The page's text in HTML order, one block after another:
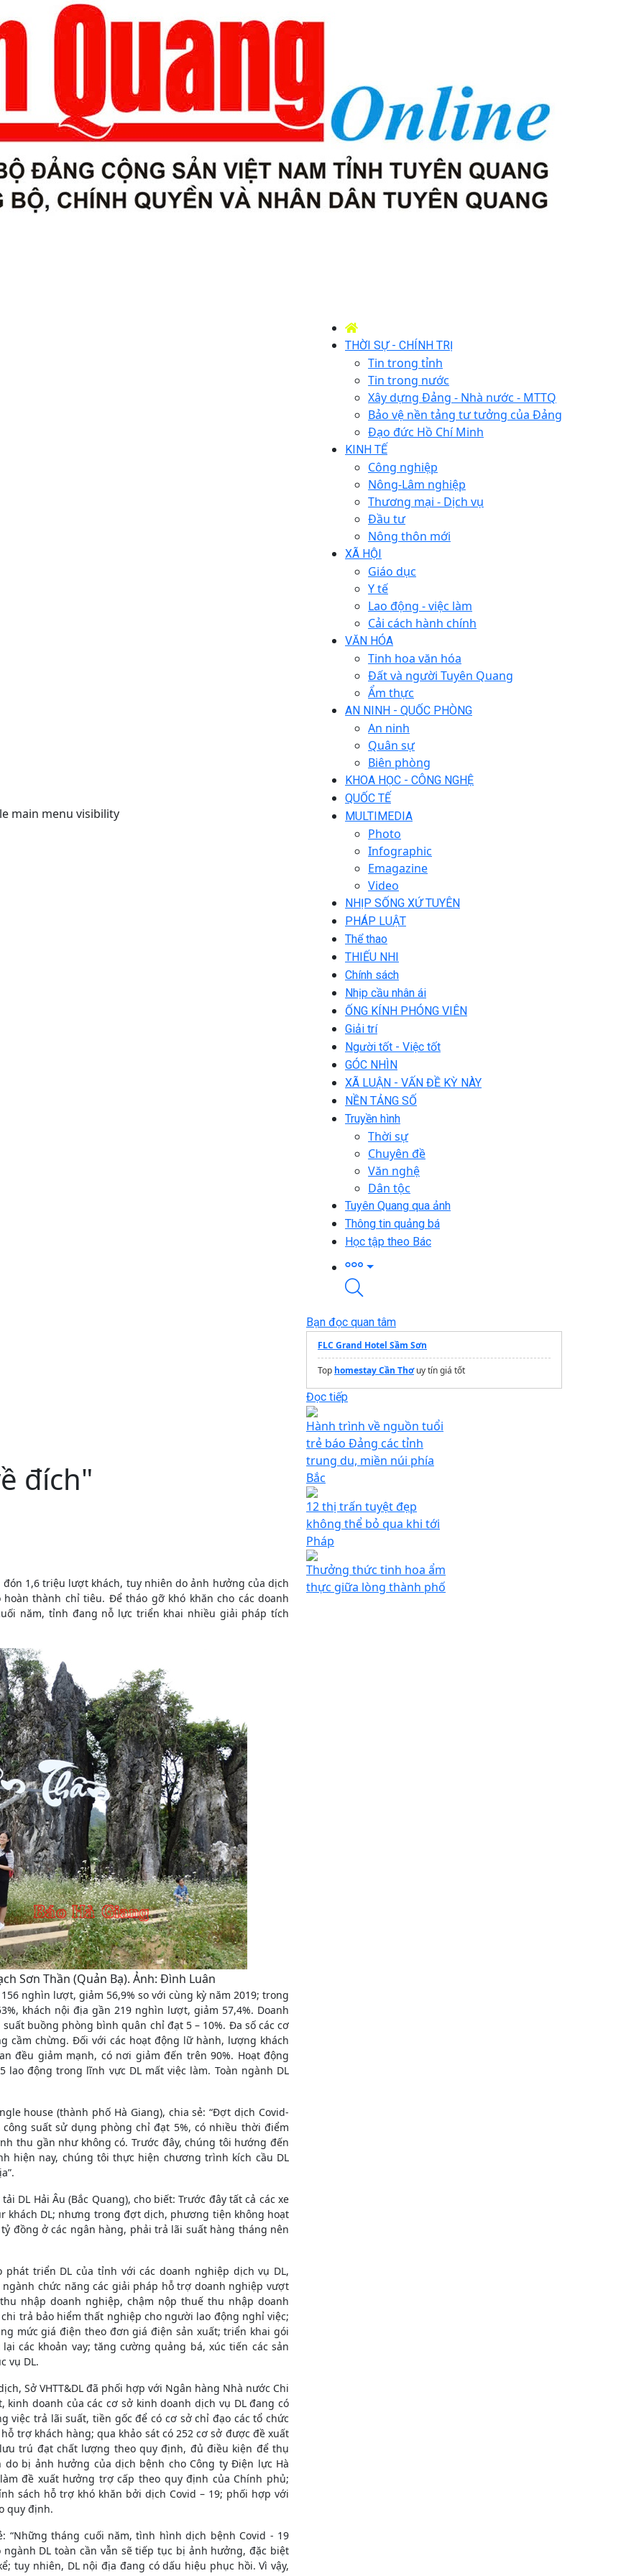
main menu visibility
THỜI SỰ - CHÍNH TRỊ
Tin trong tỉnh
Tin trong nước
Xây dựng Đảng - Nhà nước - MTTQ
Bảo vệ nền tảng tư tưởng của Đảng
Đạo đức Hồ Chí Minh
KINH TẾ
Công nghiệp
Nông-Lâm nghiệp
Thương mại - Dịch vụ
Đầu tư
Nông thôn mới
XÃ HỘI
Giáo dục
Y tế
Lao động - việc làm
Cải cách hành chính
VĂN HÓA
Tinh hoa văn hóa
Đất và người Tuyên Quang
Ẩm thực
AN NINH - QUỐC PHÒNG
An ninh
Quân sự
Biên phòng
KHOA HỌC - CÔNG NGHỆ
QUỐC TẾ
MULTIMEDIA
Photo
Infographic
Emagazine
Video
NHỊP SỐNG XỨ TUYÊN
PHÁP LUẬT
Thể thao
THIẾU NHI
Chính sách
Nhịp cầu nhân ái
ỐNG KÍNH PHÓNG VIÊN
Giải trí
Người tốt - Việc tốt
GÓC NHÌN
XÃ LUẬN - VẤN ĐỀ KỲ NÀY
NỀN TẢNG SỐ
Truyền hình
Thời sự
Chuyên đề
Văn nghệ
Dân tộc
Tuyên Quang qua ảnh
Thông tin quảng bá
Học tập theo Bác
đích"
1,6 triệu lượt khách, tuy nhiên do ảnh hưởng của dịch
thành chỉ tiêu. Để tháo gỡ khó khăn cho các doanh
năm, tỉnh đang nỗ lực triển khai nhiều giải pháp tích
Sơn Thần (Quản Bạ). Ảnh: Đình Luân
nghìn lượt, giảm 56,9% so với cùng kỳ năm 2019; trong
khách nội địa gần 219 nghìn lượt, giảm 57,4%. Doanh
buồng phòng bình quân chỉ đạt 5 – 10%. Đa số các cơ
cầm chừng. Đối với các hoạt động lữ hành, lượng khách
đều giảm mạnh, có nơi giảm đến trên 90%. Hoạt động
lao động trong lĩnh vực DL mất việc làm. Toàn ngành DL
house (thành phố Hà Giang), chia sẻ: “Đợt dịch Covid-
suất sử dụng phòng chỉ đạt 5%, có nhiều thời điểm
thu gần như không có. Trước đây, chúng tôi hướng đến
hiện nay, chúng tôi thực hiện chương trình kích cầu DL
DL Hải Âu (Bắc Quang), cho biết: Trước đây tất cả các xe
khách DL; nhưng trong đợt dịch, phương tiện không hoạt
đồng ở các ngân hàng, phải trả lãi suất hàng tháng nên
triển DL của tỉnh với các doanh nghiệp dịch vụ DL,
chức năng các giải pháp hỗ trợ doanh nghiệp vượt
nhập doanh nghiệp, chậm nộp thuế thu nhập doanh
trả bảo hiểm thất nghiệp cho người lao động nghỉ việc;
mức giá điện theo đơn giá điện sản xuất; triển khai gói
các khoản vay; tăng cường quảng bá, xúc tiến các sản
vụ DL.
Sở VHTT&DL đã phối hợp với Ngân hàng Nhà nước Chi
doanh của các cơ sở kinh doanh dịch vụ DL đang có
trả lãi suất, tiền gốc để có cơ sở chỉ đạo các tổ chức
trợ khách hàng; qua khảo sát có 252 cơ sở được đề xuất
trú đạt chất lượng theo quy định, đủ điều kiện để thụ
bị ảnh hưởng của dịch bệnh cho Công ty Điện lực Hà
đề xuất hưởng trợ cấp theo quy định của Chính phủ;
sách hỗ trợ khó khăn bởi dịch Covid – 19; phối hợp với
quy định.
“Những tháng cuối năm, tình hình dịch bệnh Covid - 19
DL toàn cần vẫn sẽ tiếp tục bị ảnh hưởng, đặc biệt
tuy nhiên, DL nội địa đang có dấu hiệu phục hồi. Vì vậy,
Bạn đọc quan tâm
FLC Grand Hotel Sầm Sơn
Top homestay Cần Thơuy tín giá tốt
Đọc tiếp
Hành trình về nguồn tuổi
trẻ báo Đảng các tỉnh
trung du, miền núi phía
Bắc
12 thị trấn tuyệt đẹp
không thể bỏ qua khi tới
Pháp
Thưởng thức tinh hoa ẩm
thực giữa lòng thành phố